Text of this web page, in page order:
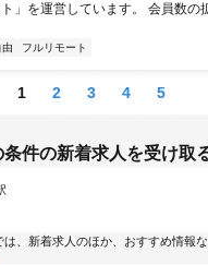
ト」を運営しています。 会員数の
フルリモート
1 2 3 4 5
条件の新着求人を受け取
は、新着求人のほか、おすすめ情報